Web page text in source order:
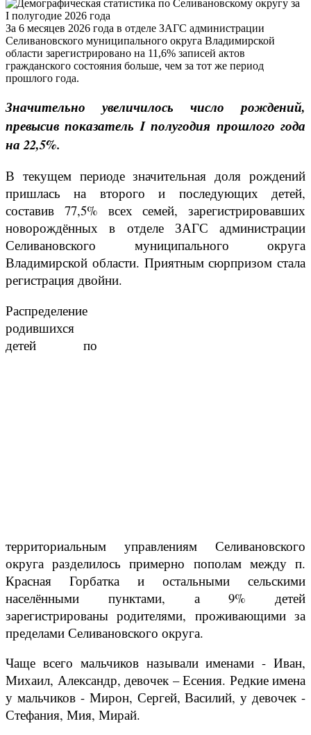
За 6 месяцев 2026 года в отделе ЗАГС администрации
Селивановского муниципального округа Владимирской
области зарегистрировано на 11,6% записей актов
гражданского состояния больше, чем за тот же период
прошлого года.
Значительно увеличилось число рождений,
превысив показательIполугодия прошлого года
на 22,5%.
В текущем периоде значительная доля рождений
пришлась на второго и последующих детей,
составив 77,5% всех семей, зарегистрировавших
новорождённых в отделе ЗАГС администрации
Селивановского муниципального округа
Владимирской области. Приятным сюрпризом стала
регистрация двойни.
Распределение
родившихся
детей по
территориальным управлениям Селивановского
округа разделилось примерно пополам между п.
Красная Горбатка и остальными сельскими
населёнными пунктами, а 9% детей
зарегистрированы родителями, проживающими за
пределами Селивановского округа.
Чаще всего мальчиков называли именами - Иван,
Михаил, Александр, девочек – Есения. Редкие имена
у мальчиков - Мирон, Сергей, Василий, у девочек -
Стефания, Мия, Мирай.